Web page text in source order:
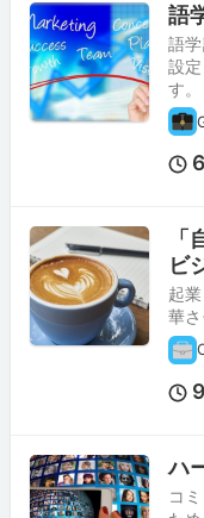
語
語
設
す。
ビ
起
華
ハ
コ